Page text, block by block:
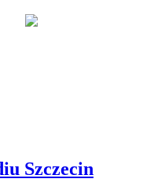
Szczecin